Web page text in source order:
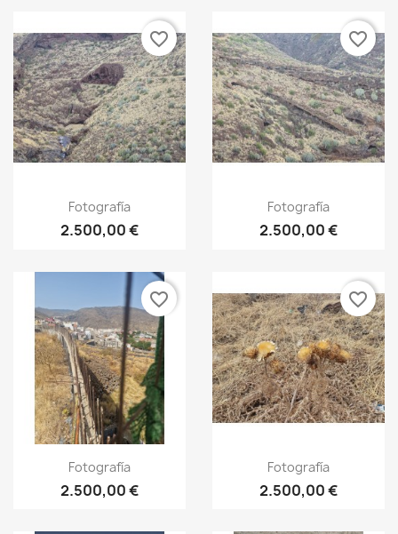
Fotografía
2.500,00 €
favorite_border
Fotografía
2.500,00 €
favorite_border
Fotografía
2.500,00 €
favorite_border
Fotografía
2.500,00 €
favorite_border